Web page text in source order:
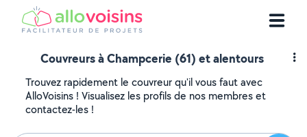
Couvreurs à Champcerie (61) et alentours
Trouvez rapidement le couvreur qu'il vous faut avec
AlloVoisins ! Visualisez les profils de nos membres et
contactez-les !